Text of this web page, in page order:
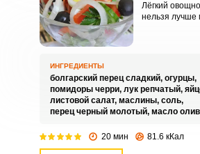
Лёгкий
нельзя лучше
элементы.
ИНГРЕДИЕНТЫ
болгарский перец сладкий, огурцы,
помидоры черри, лук репчатый,
листовой салат, маслины, соль,
перец черный молотый, масло
20 мин 81.6 кКал